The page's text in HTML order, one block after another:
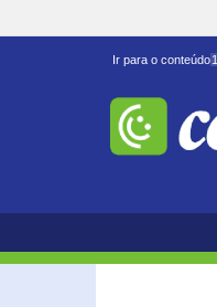
Ir para o conteúdo1